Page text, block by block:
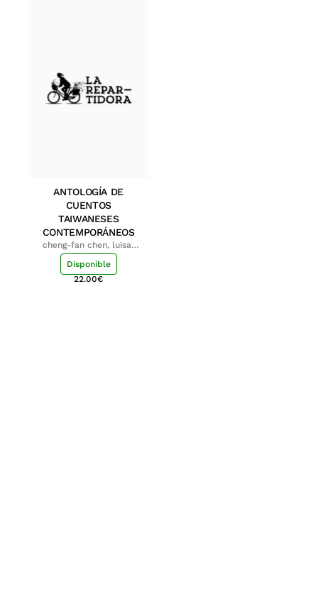
ANTOLOGÍA DE
CUENTOS
TAIWANESES
CONTEMPORÁNEOS
cheng-fan chen, luisa;
shu-ying chang, luisa
Disponible
22.00€